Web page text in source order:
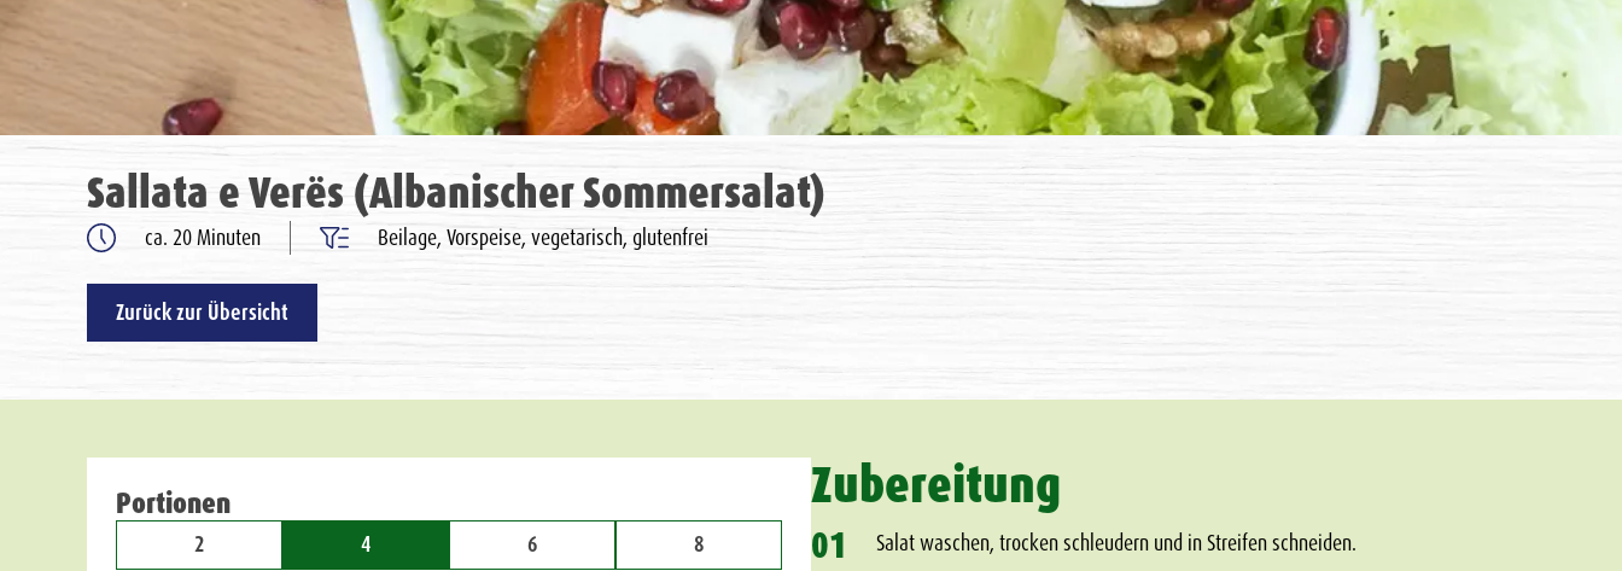
Sallata e Verës (Albanischer Sommersalat)
ca. 20 Minuten Beilage, Vorspeise, vegetarisch, glutenfrei
Zurück zur Übersicht
Portionen
2 4 6 8
Zubereitung
01 Salat waschen, trocken schleudern und in Streifen schneiden.